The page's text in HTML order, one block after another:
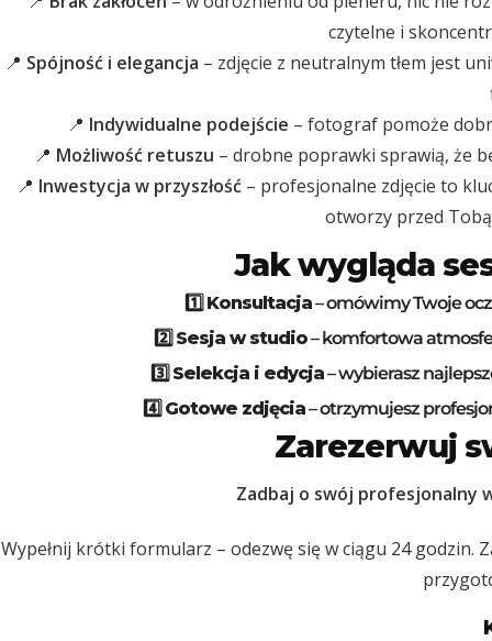
czytelne i
📍 Spójność i elegancja – zdjęcie z neutralnym tłem jest
📍 Indywidualne podejście – fotograf pomoże
📍 Możliwość retuszu – drobne poprawki sprawią, że
📍 Inwestycja w przyszłość– profesjonalne zdjęcie to
otworzy przed
Jak wygląda
1️⃣ Konsultacja– omówimy Twoje
2️⃣ Sesja w studio– komfortowa
3️⃣ Selekcja i edycja– wybierasz
4️⃣ Gotowe zdjęcia– otrzymujesz
Zarezerwuj
Zadbaj o swój profesjonalny
Wypełnij krótki formularz – odezwę się w ciągu 24